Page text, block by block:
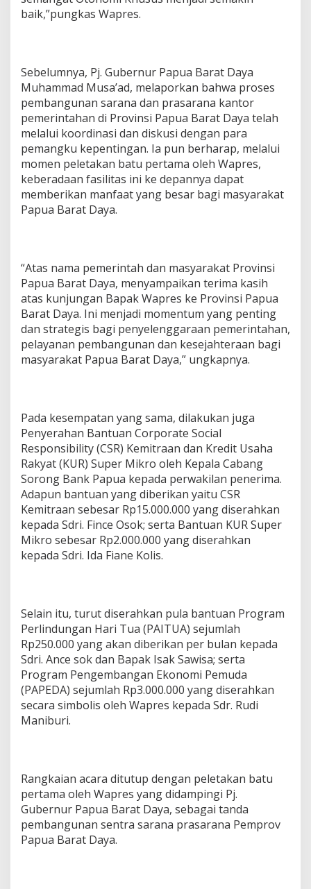
baik,”pungkas Wapres.
Sebelumnya, Pj. Gubernur Papua Barat Daya
Muhammad Musa’ad, melaporkan bahwa proses
pembangunan sarana dan prasarana kantor
pemerintahan di Provinsi Papua Barat Daya telah
melalui koordinasi dan diskusi dengan para
pemangku kepentingan. Ia pun berharap, melalui
momen peletakan batu pertama oleh Wapres,
keberadaan fasilitas ini ke depannya dapat
memberikan manfaat yang besar bagi masyarakat
Papua Barat Daya.
“Atas nama pemerintah dan masyarakat Provinsi
Papua Barat Daya, menyampaikan terima kasih
atas kunjungan Bapak Wapres ke Provinsi Papua
Barat Daya. Ini menjadi momentum yang penting
dan strategis bagi penyelenggaraan pemerintahan,
pelayanan pembangunan dan kesejahteraan bagi
masyarakat Papua Barat Daya,” ungkapnya.
Pada kesempatan yang sama, dilakukan juga
Penyerahan Bantuan Corporate Social
Responsibility (CSR) Kemitraan dan Kredit Usaha
Rakyat (KUR) Super Mikro oleh Kepala Cabang
Sorong Bank Papua kepada perwakilan penerima.
Adapun bantuan yang diberikan yaitu CSR
Kemitraan sebesar Rp15.000.000 yang diserahkan
kepada Sdri. Fince Osok; serta Bantuan KUR Super
Mikro sebesar Rp2.000.000 yang diserahkan
kepada Sdri. Ida Fiane Kolis.
Selain itu, turut diserahkan pula bantuan Program
Perlindungan Hari Tua (PAITUA) sejumlah
Rp250.000 yang akan diberikan per bulan kepada
Sdri. Ance sok dan Bapak Isak Sawisa; serta
Program Pengembangan Ekonomi Pemuda
(PAPEDA) sejumlah Rp3.000.000 yang diserahkan
secara simbolis oleh Wapres kepada Sdr. Rudi
Maniburi.
Rangkaian acara ditutup dengan peletakan batu
pertama oleh Wapres yang didampingi Pj.
Gubernur Papua Barat Daya, sebagai tanda
pembangunan sentra sarana prasarana Pemprov
Papua Barat Daya.